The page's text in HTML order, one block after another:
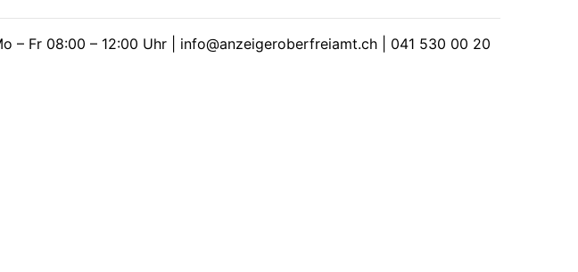
– Fr 08:00 – 12:00 Uhr | info@anzeigeroberfreiamt.ch | 041 530 00 20